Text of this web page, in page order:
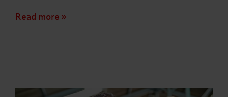
Read more